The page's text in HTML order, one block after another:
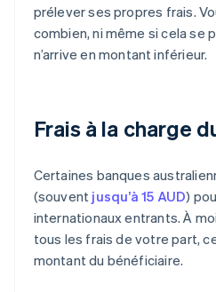
prélever ses propres frais.
combien, ni même si cela se
n’arrive en montant inférieur.
Frais à la charge
Certaines banques
(souvent jusqu’à 15 AUD)
internationaux entrants. À
tous les frais de votre part,
montant du bénéficiaire.